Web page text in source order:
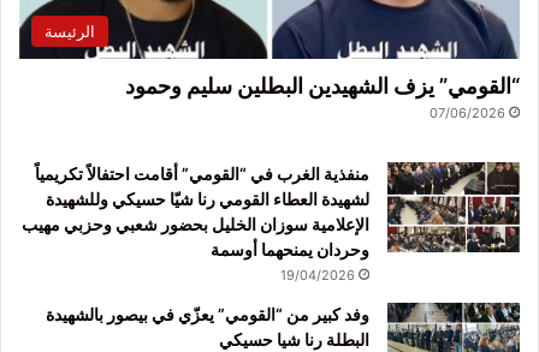
الرئيسة
“القومي” يزف الشهيدين البطلين سليم وحمود
07/06/2026
منفذية الغرب في “القومي” أقامت احتفالاً تكريمياً
لشهيدة العطاء القومي رنا شيّا حسيكي وللشهيدة
الإعلامية سوزان الخليل بحضور شعبي وحزبي مهيب
وحردان يمنحهما أوسمة
19/04/2026
وفد كبير من “القومي” يعزّي في بيصور بالشهيدة
البطلة رنا شيا حسيكي